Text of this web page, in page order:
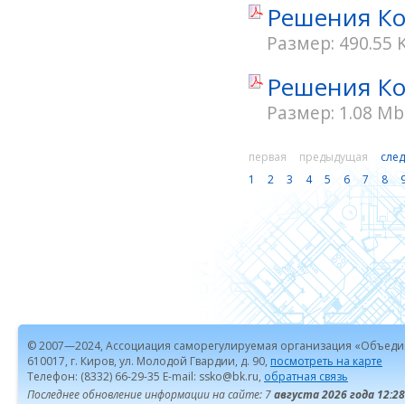
Решения
Размер: 490.55
Решения
Размер: 1.08 Mb
первая предыдущая
1
2 3 4 5 6 7 8
© 2007—2024, Ассоциация саморегулируемая организация
610017, г. Киров, ул. Молодой Гвардии, д. 90, посмотреть на карте
Телефон: (8332) 66-29-35 E-mail: ssko@bk.ru, обратная связь
Последнее обновление информации на сайте: 7августа 2026 года 12:28